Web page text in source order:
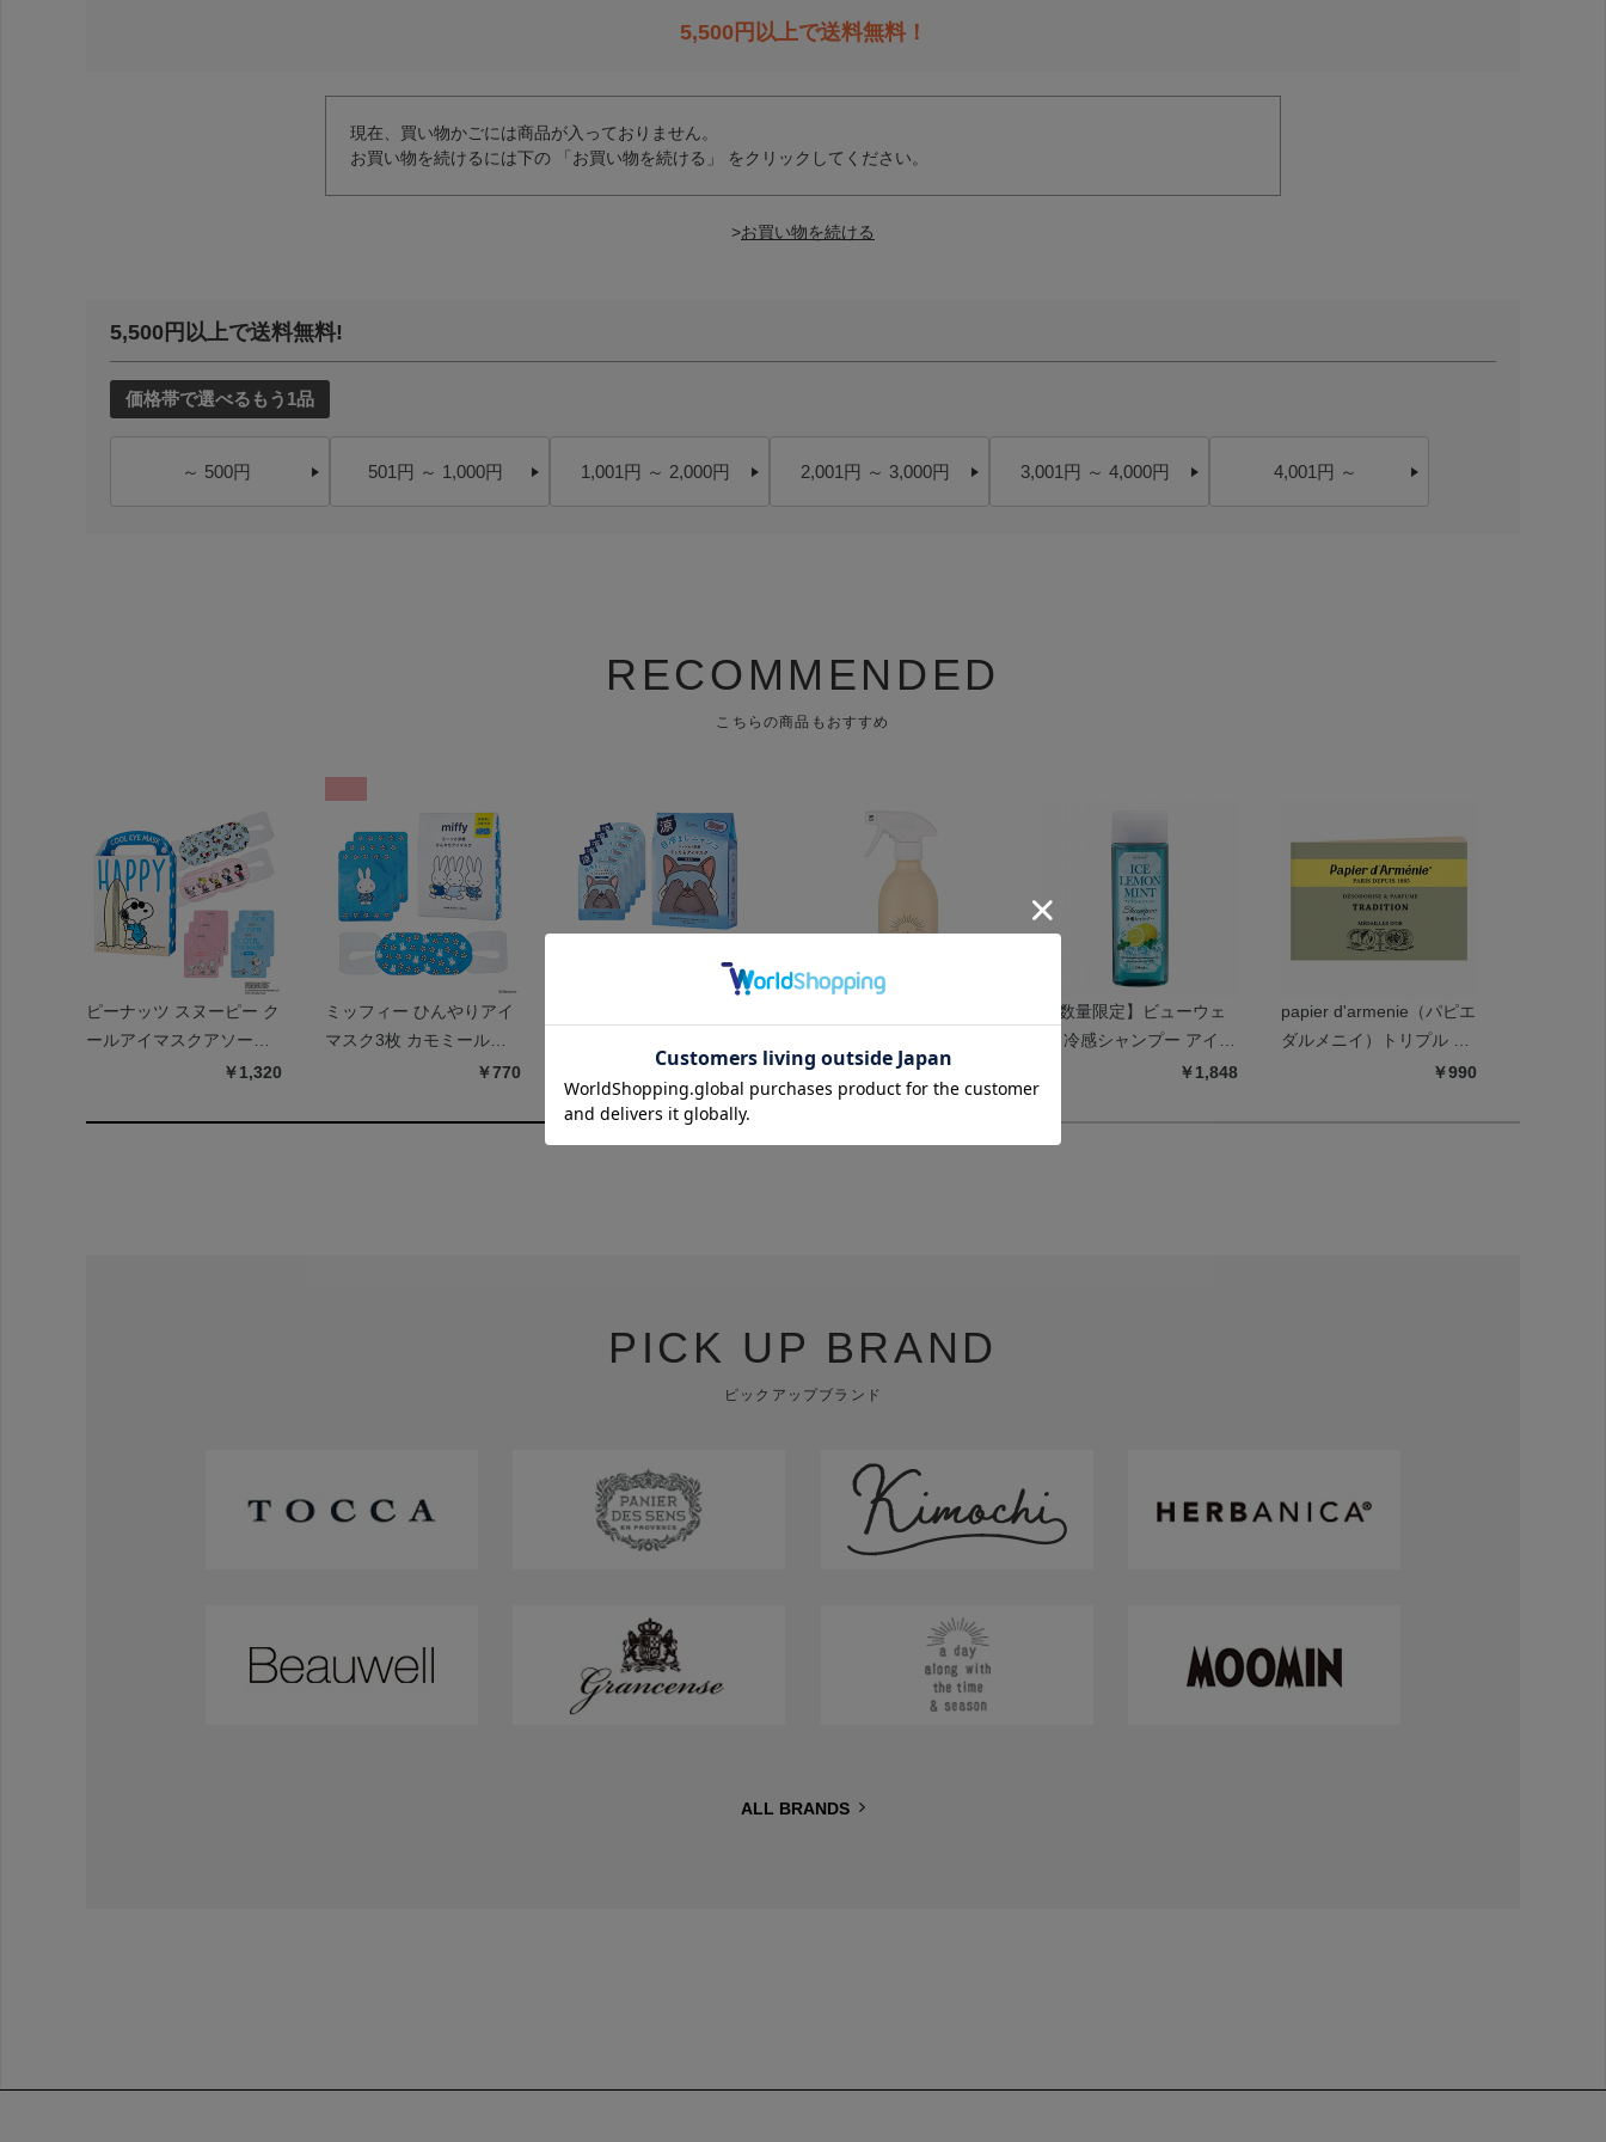
5,500 円以上で送料無料！
現在、買い物かごには商品が入っておりません。
お買い物を続けるには下の 「お買い物を続ける」 をクリックしてください。
>
5,500円以上で送料無料!
価格帯で選べるもう1品
～ 500円 501円 ～ 1,000円 1,001円 ～ 2,000円 2,001円 ～ 3,000円 3,001円 ～ 4,000円 4,001円 ～
RECOMMENDED
こちらの商品もおすすめ
ピーナッツ スヌーピー ク
ールアイマスクアソート
￥1,320
ミッフィー ひんやりアイ
マスク3枚 カモミールの
￥770
ーブ 400mL
【数量限定】ビューウェ
ル 冷感シャンプー アイス
￥1,848
papier d'armenie（パピエ
ダルメニイ）トリプル ト
￥990
PICK UP BRAND
ピックアップブランド
ALL BRANDS